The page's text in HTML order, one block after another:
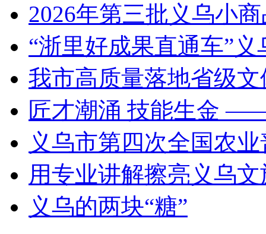
2026年第三批义乌小
“浙里好成果直通车”
我市高质量落地省级
匠才潮涌 技能生金
义乌市第四次全国农
用专业讲解擦亮义乌
义乌的两块“糖”